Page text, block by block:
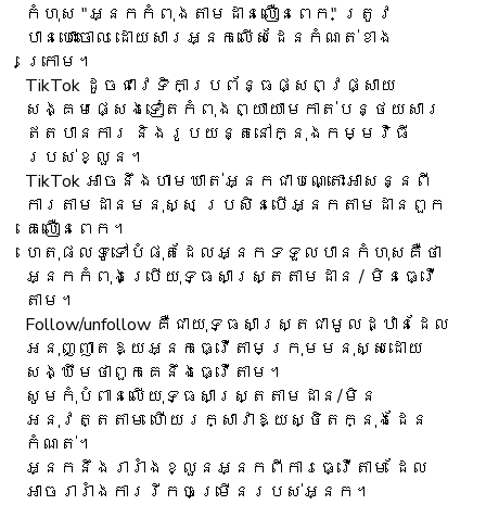
កំហុស "អ្នកកំពុងតាមដានលឿនពេក" ត្រូវ
បានបោះចោល ដោយសារអ្នកលើសដែនកំណត់ខាង
ក្រោម។
TikTok ដូចជាវេទិកាប្រព័ន្ធផ្សព្វផ្សាយ
សង្គមផ្សេងទៀតកំពុងព្យាយាមកាត់បន្ថយសារ
ឥតបានការ និងរូបយន្តនៅក្នុងកម្មវិធី
របស់ខ្លួន។
TikTok អាចនឹងហាមឃាត់អ្នកជាបណ្តោះអាសន្នពី
ការតាមដានមនុស្ស ប្រសិនបើអ្នកតាមដានពួក
គេលឿនពេក។
ហេតុផលទូទៅបំផុតដែលអ្នកទទួលបានកំហុសគឺថា
អ្នកកំពុងប្រើយុទ្ធសាស្រ្តតាមដាន / មិនធ្វើ
តាម។
Follow/unfollow គឺជាយុទ្ធសាស្រ្តជាមូលដ្ឋានដែល
អនុញ្ញាតឱ្យអ្នកធ្វើតាមក្រុមមនុស្សដោយ
សង្ឃឹមថាពួកគេនឹងធ្វើតាម។
សូមកុំបំពានលើយុទ្ធសាស្រ្តតាមដាន/មិន
អនុវត្តតាម ហើយរក្សាវាឱ្យស្ថិតក្នុងដែន
កំណត់។
អ្នក​នឹង​រារាំង​ខ្លួន​អ្នក​ពី​ការ​ធ្វើ​តាម ដែល​
អាច​រារាំង​ការ​រីក​ចម្រើន​របស់​អ្នក។